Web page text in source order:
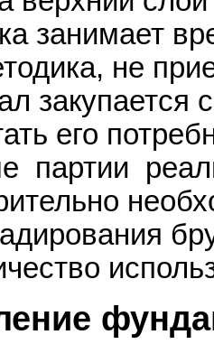
занимает
не
закупается
его
партии